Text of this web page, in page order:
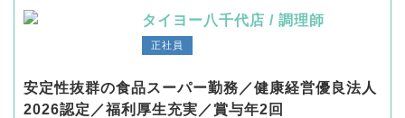
タイヨー八千代店 / 調理師
正社員
安定性抜群の食品スーパー勤務／健康経営優良法人
2026認定／福利厚生充実／賞与年2回